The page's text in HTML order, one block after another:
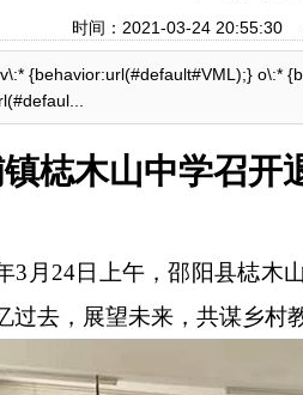
时间：2021-03-24
v\:* {behavior:url(#default#VML);} o\:*
梽木山中学召开
3 月 24日上午，邵阳县梽木
过去，展望未来，共谋乡村